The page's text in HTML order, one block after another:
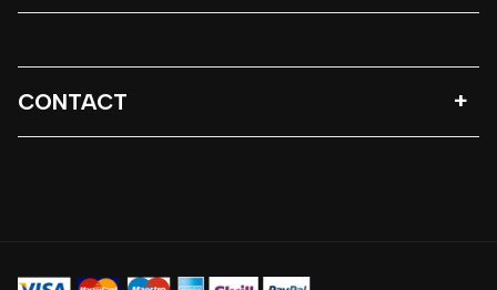
CONTACT